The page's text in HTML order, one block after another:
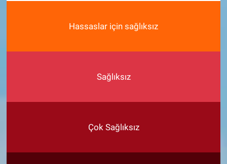
Hassaslar için sağlıksız
Sağlıksız
Çok Sağlıksız